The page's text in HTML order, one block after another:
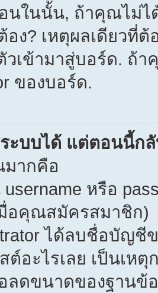
นในนั้น, ถ้าคุณไม่ไ
ง? เหตุผลเดียวที่
วเข้ามาสู่บอร์ด. ถ้
ของบอร์ด.
ะบบได้ แต่ตอนนี้ก
มากคือ
หรือ
อคุณสมัครสมาชิก)
ได้ลบชื่อบัญชี
อะไรเลย เป็นเห
อลดขนาดของฐาน